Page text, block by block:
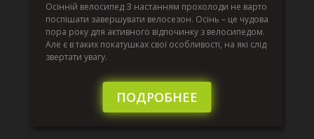
Осінній велосипед З настанням прохолоди не варто
поспішати завершувати велосезон. Осінь – це чудова
пора року для активного відпочинку з велосипедом.
Але є в таких покатушках свої особливості, на які слід
звертати увагу.
ПОДРОБНЕЕ